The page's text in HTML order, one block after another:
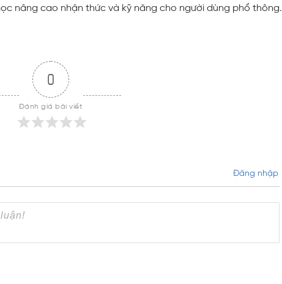
nâng cao nhận thức và kỹ năng cho người dùng phổ thông.
0
Đánh giá bài viết
Đăng nhập